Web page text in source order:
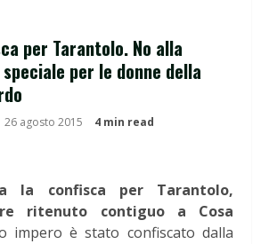
per Tarantolo. No alla
per le donne della
26 agosto 2015 4 min read
la confisca per Tarantolo,
ritenuto contiguo a Cosa
impero è stato confiscato dalla